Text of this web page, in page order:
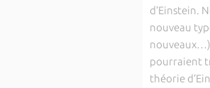
d’Einstein.
nouveau
pourraient
théorie